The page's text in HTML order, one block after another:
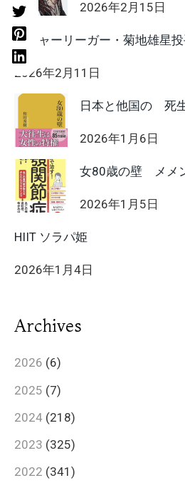
2026年2月15日
メジャーリーガー・菊地雄星
2026年2月11日
日本と他国の 死
2026年1月6日
女80歳の壁 メメ
2026年1月5日
HIIT ソラパ姫
2026年1月4日
Archives
2026 (6)
2025 (7)
2024 (218)
2023 (325)
2022 (341)